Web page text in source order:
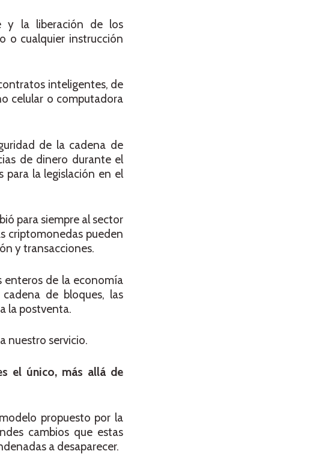
y la liberación de los
o cualquier instrucción
inteligentes, de
celular o computadora
de la cadena de
de dinero durante el
para la legislación en el
para siempre al sector
criptomonedas pueden
y transacciones.
enteros de la economía
de bloques, las
la postventa.
nuestro servicio.
el único, más allá de
propuesto por la
cambios que estas
a desaparecer.